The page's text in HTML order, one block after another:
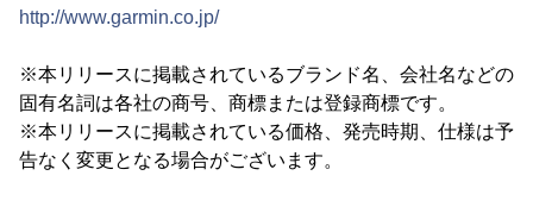
http://www.garmin.co.jp/
※本リリースに掲載されているブランド名、会社名などの
固有名詞は各社の商号、商標または登録商標です。
※本リリースに掲載されている価格、発売時期、仕様は予
告なく変更となる場合がございます。